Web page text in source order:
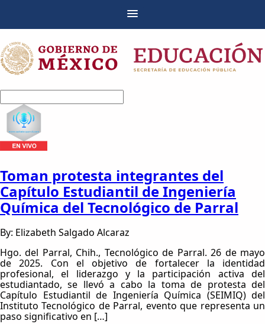
Toman protesta integrantes del
Capítulo Estudiantil de Ingeniería
Química del Tecnológico de Parral
By: Elizabeth Salgado Alcaraz
Hgo. del Parral, Chih., Tecnológico de Parral. 26 de mayo
de 2025. Con el objetivo de fortalecer la identidad
profesional, el liderazgo y la participación activa del
estudiantado, se llevó a cabo la toma de protesta del
Capítulo Estudiantil de Ingeniería Química (SEIMIQ) del
Instituto Tecnológico de Parral, evento que representa un
paso significativo en […]